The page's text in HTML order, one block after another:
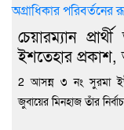
চেয়ারম্যান
ইশতেহার প্রকাশ,
2 আসন্ন ৩ নং সুরমা
জুবায়ের মিনহাজ তাঁর